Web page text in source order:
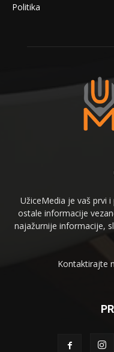
Politika
UžiceMedia je vaš prvi
ostale informacije
najažurnije informacije,
Kontaktirajte